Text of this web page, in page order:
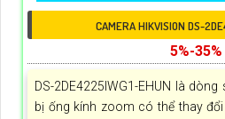
CAMERA HIKVISION DS-
5%-35%
DS-2DE4225IWG1-EHUN là
bị ống kính zoom có thể thay